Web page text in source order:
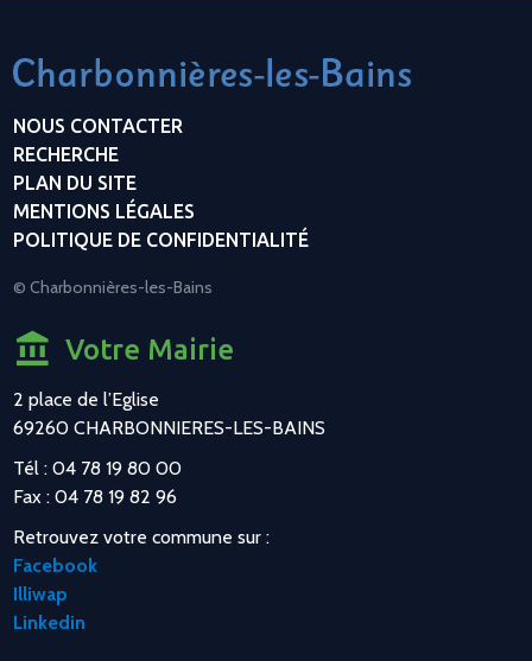
NOUS CONTACTER
RECHERCHE
PLAN DU SITE
MENTIONS LÉGALES
POLITIQUE DE CONFIDENTIALITÉ
© Charbonnières-les-Bains
Votre Mairie
2 place de l’Eglise
69260 CHARBONNIERES-LES-BAINS
Tél : 04 78 19 80 00
Fax : 04 78 19 82 96
Retrouvez votre commune sur :
Facebook
Illiwap
Linkedin